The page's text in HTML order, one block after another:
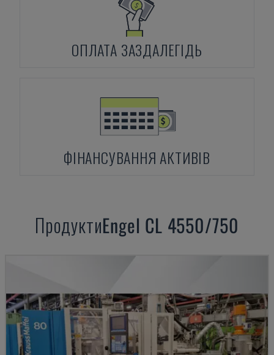
ОПЛАТА ЗАЗДАЛЕГІДЬ
ФІНАНСУВАННЯ АКТИВІВ
ПродуктиEngel CL 4550/750